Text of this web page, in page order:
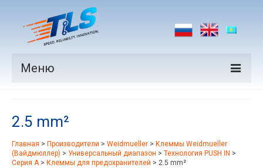
Меню
Производители
Рынки
2.5 mm²
Главная > Производители > Weidmueller > Клеммы Weidmueller
(Вайдмюллер) > Универсальный диапазон > Технология PUSH IN >
Серия A> Клеммы для предохранителей > 2.5 mm²